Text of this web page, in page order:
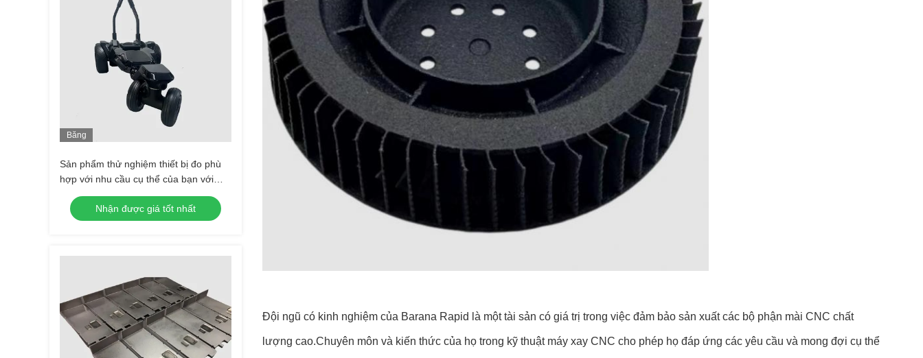
Băng
Sản phẩm thử nghiệm thiết bị đo phù
hợp với nhu cầu cụ thể của bạn với
đúc chân không
Nhận được giá tốt nhất
Đội ngũ có kinh nghiệm của Barana Rapid là một tài sản có giá trị trong việc đảm bảo sản xuất các bộ phận mài CNC chất
lượng cao.Chuyên môn và kiến thức của họ trong kỹ thuật máy xay CNC cho phép họ đáp ứng các yêu cầu và mong đợi cụ thể